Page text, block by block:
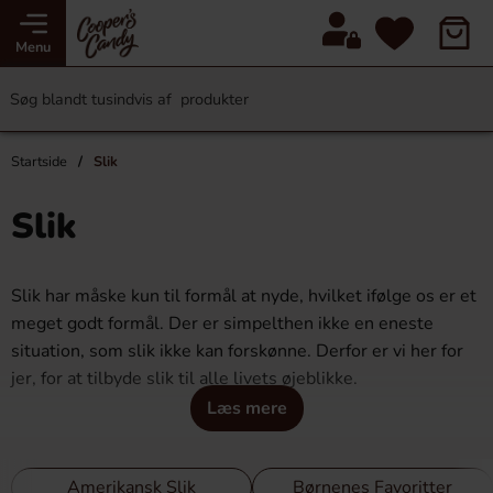
Menu
Startside Slik
Slik
Læs mere
Slik har måske kun til formål at nyde, hvilket ifølge os er et
meget godt formål. Der er simpelthen ikke en eneste
situation, som slik ikke kan forskønne. Derfor er vi her for
jer, for at tilbyde slik til alle livets øjeblikke.
Amerikansk Slik Børnenes Favoritter